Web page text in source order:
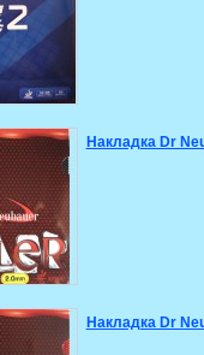
Накладка Dr
Накладка Dr